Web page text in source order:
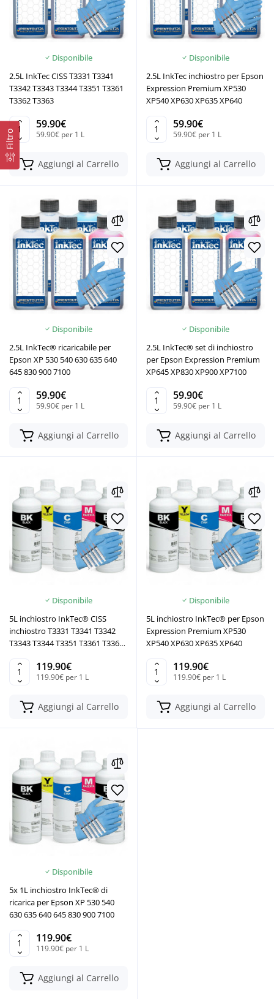
Filtro
Disponibile
2.5L InkTec CISS T3331 T3341
T3342 T3343 T3344 T3351 T3361
T3362 T3363
59.90€
59.90€ per 1 L
Aggiungi al Carrello
Disponibile
2.5L InkTec inchiostro per Epson
Expression Premium XP530
XP540 XP630 XP635 XP640
59.90€
59.90€ per 1 L
Aggiungi al Carrello
Disponibile
2.5L InkTec® ricaricabile per
Epson XP 530 540 630 635 640
645 830 900 7100
59.90€
59.90€ per 1 L
Aggiungi al Carrello
Disponibile
2.5L InkTec® set di inchiostro
per Epson Expression Premium
XP645 XP830 XP900 XP7100
59.90€
59.90€ per 1 L
Aggiungi al Carrello
Disponibile
5L inchiostro InkTec® CISS
inchiostro T3331 T3341 T3342
T3343 T3344 T3351 T3361 T3362
119.90€
119.90€ per 1 L
Aggiungi al Carrello
Disponibile
5L inchiostro InkTec® per Epson
Expression Premium XP530
XP540 XP630 XP635 XP640
119.90€
119.90€ per 1 L
Aggiungi al Carrello
Disponibile
5x 1L inchiostro InkTec® di
ricarica per Epson XP 530 540
630 635 640 645 830 900 7100
119.90€
119.90€ per 1 L
Aggiungi al Carrello